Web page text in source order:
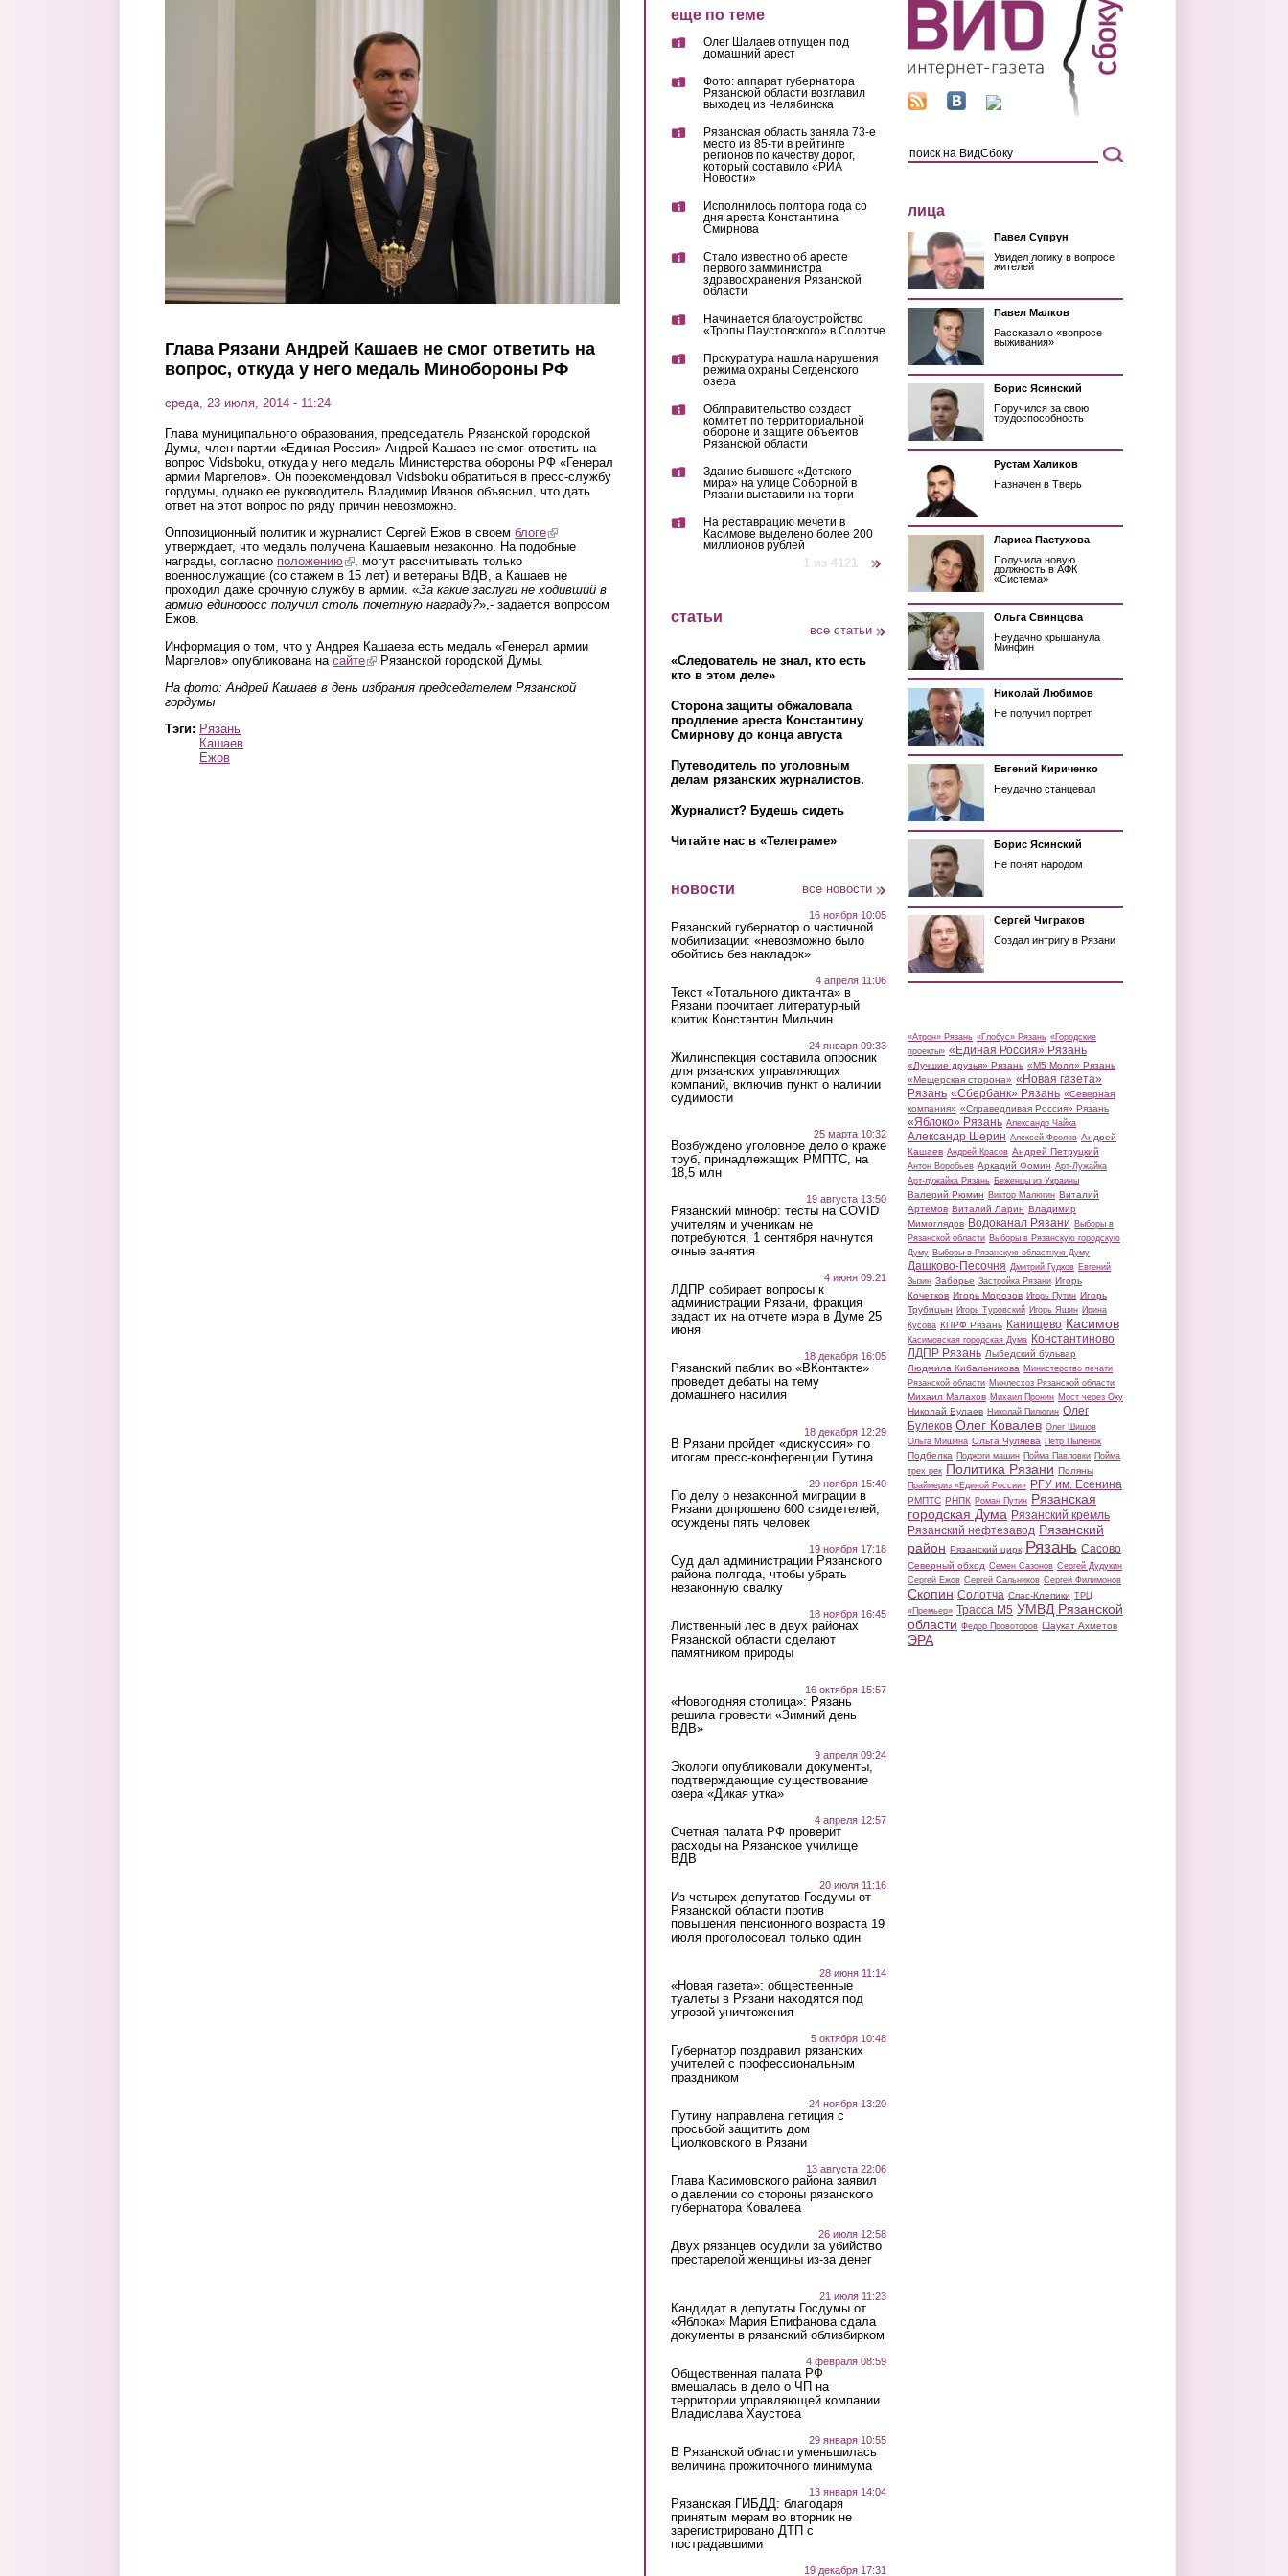
Глава Рязани Андрей Кашаев не смог ответить на
вопрос, откуда у него медаль Минобороны РФ
среда, 23 июля, 2014 - 11:24
Глава муниципального образования, председатель Рязанской городской
Думы, член партии «Единая Россия» Андрей Кашаев не смог ответить на
вопрос Vidsboku, откуда у него медаль Министерства обороны РФ «Генерал
армии Маргелов». Он порекомендовал Vidsboku обратиться в пресс-службу
гордумы, однако ее руководитель Владимир Иванов объяснил, что дать
ответ на этот вопрос по ряду причин невозможно.
Оппозиционный политик и журналист Сергей Ежов в своем блоге(link is external)
утверждает, что медаль получена Кашаевым незаконно. На подобные
награды, согласно положению(link is external)
, могут рассчитывать только
военнослужащие (со стажем в 15 лет) и ветераны ВДВ, а Кашаев не
проходил даже срочную службу в армии. «За какие заслуги не ходивший в
армию единоросс получил столь почетную награду?»,- задается вопросом
Ежов.
Информация о том, что у Андрея Кашаева есть медаль «Генерал армии
Маргелов» опубликована на сайте(link is external)
Рязанской городской Думы.
На фото: Андрей Кашаев в день избрания председателем Рязанской
гордумы
Тэги: Рязань
Кашаев
Ежов
еще по теме
Олег Шалаев отпущен под
домашний арест
Фото: аппарат губернатора
Рязанской области возглавил
выходец из Челябинска
Рязанская область заняла 73-е
место из 85-ти в рейтинге
регионов по качеству дорог,
который составило «РИА
Новости»
Исполнилось полтора года со
дня ареста Константина
Смирнова
Стало известно об аресте
первого замминистра
здравоохранения Рязанской
области
Начинается благоустройство
«Тропы Паустовского» в Солотче
Прокуратура нашла нарушения
режима охраны Сегденского
озера
Облправительство создаст
комитет по территориальной
обороне и защите объектов
Рязанской области
Здание бывшего «Детского
мира» на улице Соборной в
Рязани выставили на торги
На реставрацию мечети в
Касимове выделено более 200
миллионов рублей
1 из 4121
статьи
все статьи
«Следователь не знал, кто есть
кто в этом деле»
Сторона защиты обжаловала
продление ареста Константину
Смирнову до конца августа
Путеводитель по уголовным
делам рязанских журналистов.
Журналист? Будешь сидеть
Читайте нас в «Телеграме»
новости все новости
16 ноября 10:05
Рязанский губернатор о частичной
мобилизации: «невозможно было
обойтись без накладок»
4 апреля 11:06
Текст «Тотального диктанта» в
Рязани прочитает литературный
критик Константин Мильчин
24 января 09:33
Жилинспекция составила опросник
для рязанских управляющих
компаний, включив пункт о наличии
судимости
25 марта 10:32
Возбуждено уголовное дело о краже
труб, принадлежащих РМПТС, на
18,5 млн
19 августа 13:50
Рязанский минобр: тесты на COVID
учителям и ученикам не
потребуются, 1 сентября начнутся
очные занятия
4 июня 09:21
ЛДПР собирает вопросы к
администрации Рязани, фракция
задаст их на отчете мэра в Думе 25
июня
18 декабря 16:05
Рязанский паблик во «ВКонтакте»
проведет дебаты на тему
домашнего насилия
18 декабря 12:29
В Рязани пройдет «дискуссия» по
итогам пресс-конференции Путина
29 ноября 15:40
По делу о незаконной миграции в
Рязани допрошено 600 свидетелей,
осуждены пять человек
19 ноября 17:18
Суд дал администрации Рязанского
района полгода, чтобы убрать
незаконную свалку
18 ноября 16:45
Лиственный лес в двух районах
Рязанской области сделают
памятником природы
16 октября 15:57
«Новогодняя столица»: Рязань
решила провести «Зимний день
ВДВ»
9 апреля 09:24
Экологи опубликовали документы,
подтверждающие существование
озера «Дикая утка»
4 апреля 12:57
Счетная палата РФ проверит
расходы на Рязанское училище
ВДВ
20 июля 11:16
Из четырех депутатов Госдумы от
Рязанской области против
повышения пенсионного возраста 19
июля проголосовал только один
28 июня 11:14
«Новая газета»: общественные
туалеты в Рязани находятся под
угрозой уничтожения
5 октября 10:48
Губернатор поздравил рязанских
учителей с профессиональным
праздником
24 ноября 13:20
Путину направлена петиция с
просьбой защитить дом
Циолковского в Рязани
13 августа 22:06
Глава Касимовского района заявил
о давлении со стороны рязанского
губернатора Ковалева
26 июля 12:58
Двух рязанцев осудили за убийство
престарелой женщины из-за денег
21 июля 11:23
Кандидат в депутаты Госдумы от
«Яблока» Мария Епифанова сдала
документы в рязанский облизбирком
4 февраля 08:59
Общественная палата РФ
вмешалась в дело о ЧП на
территории управляющей компании
Владислава Хаустова
29 января 10:55
В Рязанской области уменьшилась
величина прожиточного минимума
13 января 14:04
Рязанская ГИБДД: благодаря
принятым мерам во вторник не
зарегистрировано ДТП с
пострадавшими
19 декабря 17:31
лица
Павел Супрун
Увидел логику в вопросе
жителей
Павел Малков
Рассказал о «вопросе
выживания»
Борис Ясинский
Поручился за свою
трудоспособность
Рустам Халиков
Назначен в Тверь
Лариса Пастухова
Получила новую
должность в АФК
«Система»
Ольга Свинцова
Неудачно крышанула
Минфин
Николай Любимов
Не получил портрет
Евгений Кириченко
Неудачно станцевал
Борис Ясинский
Не понят народом
Сергей Чиграков
Создал интригу в Рязани
«Атрон» Рязань «Глобус» Рязань «Городские
проекты» «Единая Россия» Рязань
«Лучшие друзья» Рязань «М5 Молл» Рязань
«Мещерская сторона» «Новая газета»
Рязань «Сбербанк» Рязань «Северная
компания» «Справедливая Россия» Рязань
«Яблоко» Рязань Александр Чайка
Александр Шерин Алексей Фролов Андрей
Кашаев Андрей Красов Андрей Петруцкий
Антон Воробьев Аркадий Фомин Арт-Лужайка
Арт-лужайка Рязань Беженцы из Украины
Валерий Рюмин Виктор Малюгин Виталий
Артемов Виталий Ларин Владимир
Мимоглядов Водоканал Рязани Выборы в
Рязанской области Выборы в Рязанскую городскую
Думу Выборы в Рязанскую областную Думу
Дашково-Песочня Дмитрий Гудков Евгений
Зызин Заборье Застройка Рязани Игорь
Кочетков Игорь Морозов Игорь Путин Игорь
Трубицын Игорь Туровский Игорь Яшин Ирина
Кусова КПРФ Рязань Канищево Касимов
Касимовская городская Дума Константиново
ЛДПР Рязань Лыбедский бульвар
Людмила Кибальникова Министерство печати
Рязанской области Минлесхоз Рязанской области
Михаил Малахов Михаил Пронин Мост через Оку
Николай Булаев Николай Пилюгин Олег
Булеков Олег Ковалев Олег Шишов
Ольга Мишина Ольга Чуляева Петр Пыленок
Подбелка Поджоги машин Пойма Павловки Пойма
трех рек Политика Рязани Поляны
Праймериз «Единой России» РГУ им. Есенина
РМПТС РНПК Роман Путин Рязанская
городская Дума Рязанский кремль
Рязанский нефтезавод Рязанский
район Рязанский цирк Рязань Сасово
Северный обход Семен Сазонов Сергей Дудукин
Сергей Ежов Сергей Сальников Сергей Филимонов
Скопин Солотча Спас-Клепики ТРЦ
«Премьер» Трасса М5 УМВД Рязанской
области Федор Провоторов Шаукат Ахметов
ЭРА